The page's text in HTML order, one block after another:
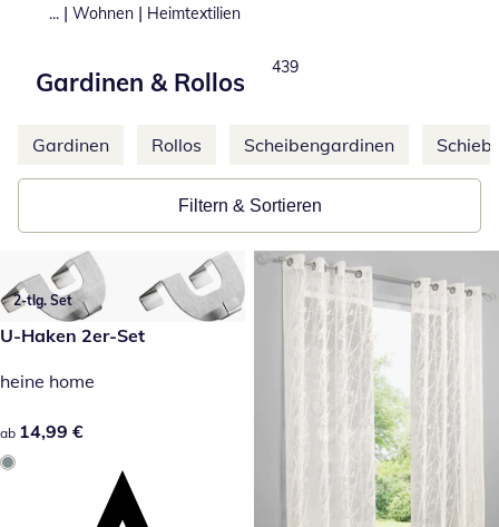
... | Wohnen | Heimtextilien
Gardinen & Rollos
Produkte
439
Weitere Kategorien überspringen
Gardinen Rollos Scheibengardinen
Filtern & Sortieren
2-tlg. Set
14,99 €
U-Haken 2er-Set
heine home
14,99 €
ab 14,99 €